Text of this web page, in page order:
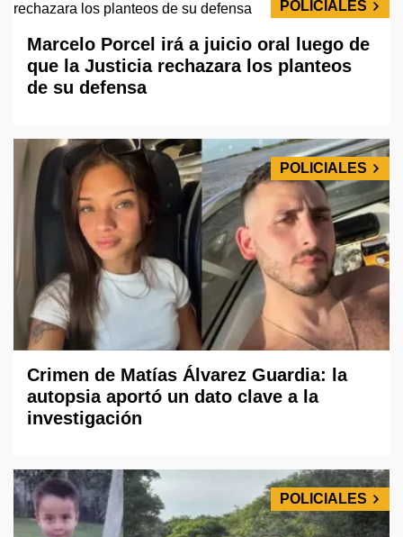
POLICIALES
Marcelo Porcel irá a juicio oral luego de
que la Justicia rechazara los planteos
de su defensa
POLICIALES
Crimen de Matías Álvarez Guardia: la
autopsia aportó un dato clave a la
investigación
POLICIALES